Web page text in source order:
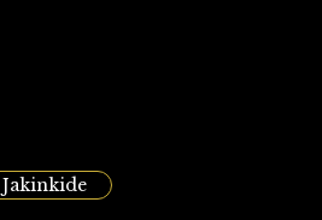
Jakinkide